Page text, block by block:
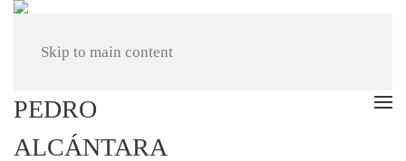
Skip to main content